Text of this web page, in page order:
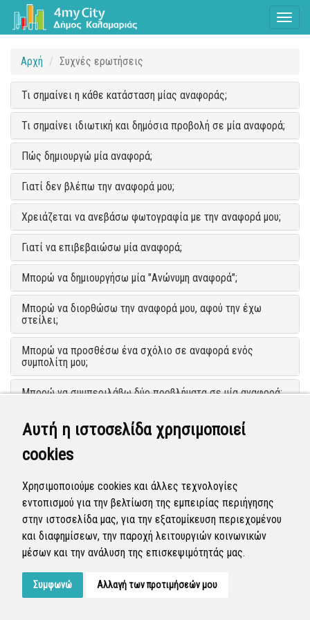
Αυτή η ιστοσελίδα χρησιμοποιεί
cookies
Χρησιμοποιούμε cookies και άλλες τεχνολογίες
εντοπισμού για την βελτίωση της εμπειρίας περιήγησης
στην ιστοσελίδα μας, για την εξατομίκευση περιεχομένου
και διαφημίσεων, την παροχή λειτουργιών κοινωνικών
μέσων και την ανάλυση της επισκεψιμότητάς μας.
Συμφωνώ Αλλαγή των προτιμήσεών μου
Αρχή Συχνές ερωτήσεις
Τι σημαίνει η κάθε κατάσταση μίας αναφοράς;
Τι σημαίνει ιδιωτική και δημόσια προβολή σε μία αναφορά;
Πώς δημιουργώ μία αναφορά;
Γιατί δεν βλέπω την αναφορά μου;
Χρειάζεται να ανεβάσω φωτογραφία με την αναφορά μου;
Γιατί να επιβεβαιώσω μία αναφορά;
Μπορώ να δημιουργήσω μία "Ανώνυμη αναφορά";
Μπορώ να διορθώσω την αναφορά μου, αφού την έχω
στείλει;
Μπορώ να προσθέσω ένα σχόλιο σε αναφορά ενός
συμπολίτη μου;
Μπορώ να συμπεριλάβω δύο προβλήματα σε μία αναφορά;
Τι γίνεται εάν ξεχάσω τον κωδικό πρόσβασης;
Μπορώ να παρακολουθώ τις αναφορές, χωρίς να είμαι
Πώς μπορώ να αναζητήσω μία συγκεκριμένη αναφορά;